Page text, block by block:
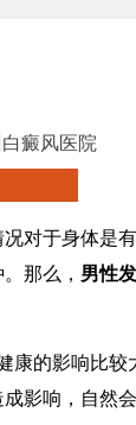
癜风医院
对于身体是
那么， 男性
的影响比较
影响，自然